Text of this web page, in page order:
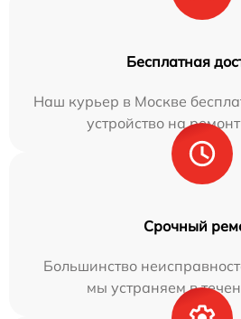
Бесплатная
Наш курьер в Москве
устройство на
Срочный
Большинство
мы устраняем в